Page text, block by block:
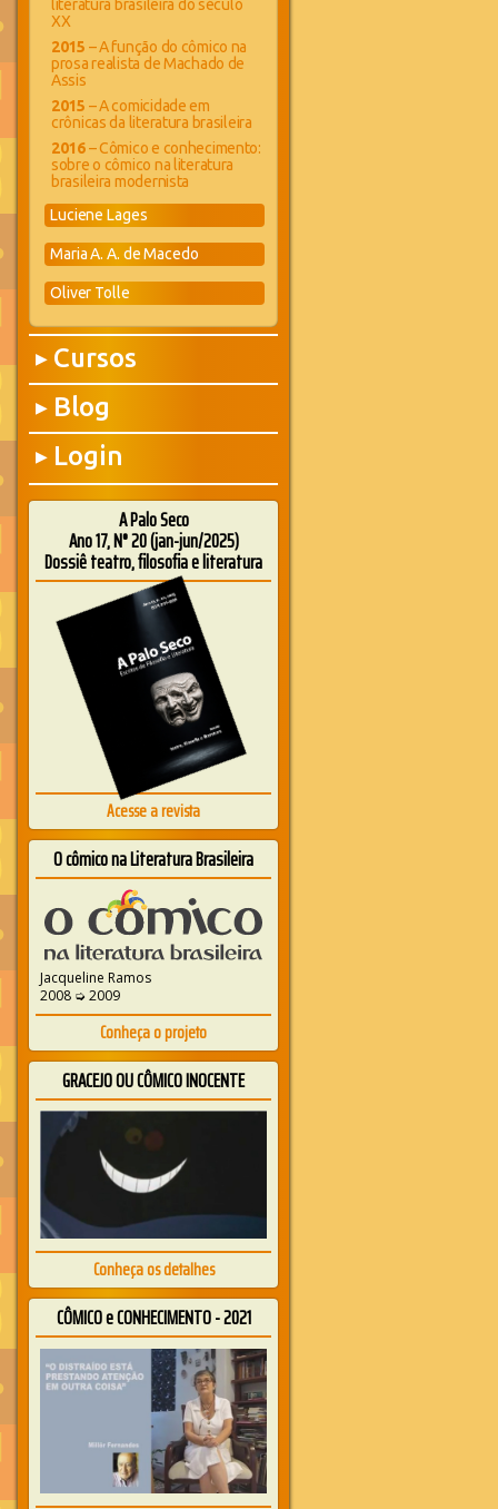
literatura brasileira do século
XX
2015 – A função do cômico na
prosa realista de Machado de
Assis
2015 – A comicidade em
crônicas da literatura brasileira
2016– Cômico e conhecimento:
sobre o cômico na literatura
brasileira modernista
Luciene Lages
Maria A. A. de Macedo
Oliver Tolle
▶ Cursos
▶ Blog
▶ Login
A Palo Seco
Ano 17, N° 20 (jan-jun/2025)
Dossiê teatro, filosofia e literatura
Acesse a revista
O cômico na Literatura Brasileira
Jacqueline Ramos
2008 ➭ 2009
Conheça o projeto
GRACEJO OU CÔMICO INOCENTE
Conheça os detalhes
CÔMICO e CONHECIMENTO - 2021